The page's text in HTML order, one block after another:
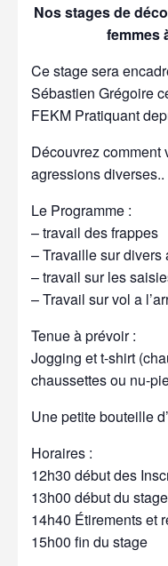
Nos stages de
femmes
Ce stage sera
Sébastien Grégoire
FEKM Pratiquant
Découvrez comment
agressions diverses..
Le Programme :
– travail des frappes
– Travaille sur divers
– travail sur les
– Travail sur vol a
Tenue à prévoir :
Jogging et t-shirt
chaussettes ou nu-
Une petite bouteille
Horaires :
12h30 début des
13h00 début du stage
14h40 Étirements et
15h00 fin du stage